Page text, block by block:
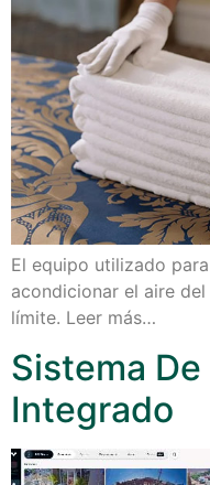
El equipo utilizado
acondicionar el aire
límite. Leer más…
Sistema
Integrado